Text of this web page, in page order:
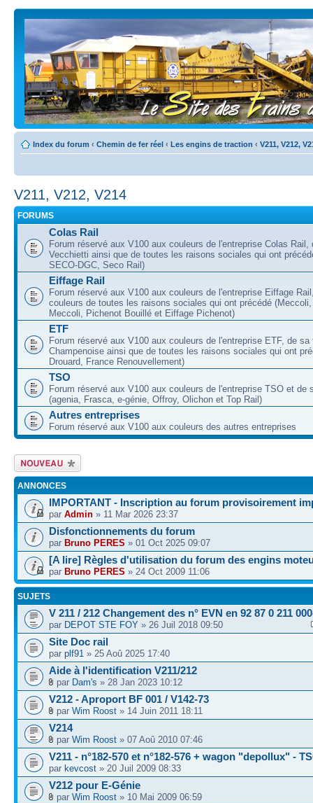
Index du forum ‹ Chemin de fer réel ‹ Les engins de traction ‹ V211, V212,
V211, V212, V214
FORUMS
Colas Rail
Forum réservé aux V100 aux couleurs de l'entreprise Colas Rail,
Vecchietti ainsi que de toutes les raisons sociales qui ont
SECO-DGC, Seco Rail)
Eiffage Rail
Forum réservé aux V100 aux couleurs de l'entreprise Eiffage
couleurs de toutes les raisons sociales qui ont précédé
Meccoli, Pichenot Bouillé et Eiffage Pichenot)
ETF
Forum réservé aux V100 aux couleurs de l'entreprise ETF, de sa
Champenoise ainsi que de toutes les raisons sociales qui ont
Drouard, France Renouvellement)
TSO
Forum réservé aux V100 aux couleurs de l'entreprise TSO et de
(agenia, Frasca, e-génie, Offroy, Olichon et Top Rail)
Autres entreprises
Forum réservé aux V100 aux couleurs des autres entreprises
Écrire un nouveau
sujet
ANNONCES
IMPORTANT - Inscription au forum provisoirement
par Admin » 11 Mar 2026 23:37
Disfonctionnements du forum
par Bruno PERES » 01 Oct 2025 09:07
[A lire] Règles d'utilisation du forum des engins
par Bruno PERES » 24 Oct 2009 11:06
SUJETS
V 211 / 212 Changement des n° EVN en 92 87 0 211
par DEPOT STE FOY » 26 Juil 2018 09:50
Site Doc rail
par plf91 » 25 Aoû 2025 17:40
Aide à l'identification V211/212
par Dam's » 28 Jan 2023 10:12
V212 - Aproport BF 001 / V142-73
par Wim Roost » 14 Juin 2011 18:11
V214
par Wim Roost » 07 Aoû 2010 07:46
V211 - n°182-570 et n°182-576 + wagon "depollux" -
par kevcost » 20 Juil 2009 08:33
V212 pour E-Génie
par Wim Roost » 10 Mai 2009 06:59